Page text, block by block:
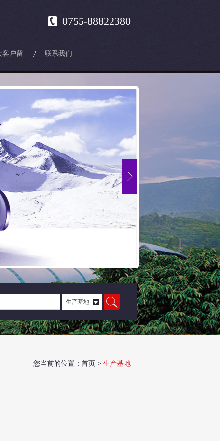
0755-88822380
客户留 联系我们
您当前的位置： 首页 > 生产基地